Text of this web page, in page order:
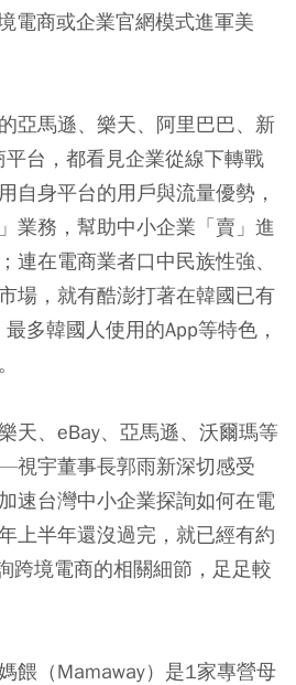
電商或企業官網模式進軍美
亞馬遜、樂天、阿里巴巴、新
平台，都看見企業從線下轉戰
自身平台的用戶與流量優勢，
業務，幫助中小企業「賣」進
連在電商業者口中民族性強、
場，就有酷澎打著在韓國已有
多韓國人使用的App等特色，
天、eBay、亞馬遜、沃爾瑪等
視宇董事長郭雨新深切感受
速台灣中小企業探詢如何在電
上半年還沒過完，就已經有約
跨境電商的相關細節，足足較
餵（Mamaway）是1家專營母